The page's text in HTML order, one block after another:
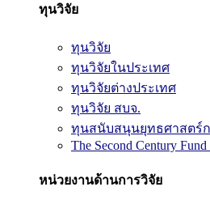
ทุนวิจัย
ทุนวิจัย
ทุนวิจัยในประเทศ
ทุนวิจัยต่างประเทศ
ทุนวิจัย สบจ.
ทุนสนับสนุนยุทธศาสตร์ก
The Second Century
หน่วยงานด้านการวิจัย